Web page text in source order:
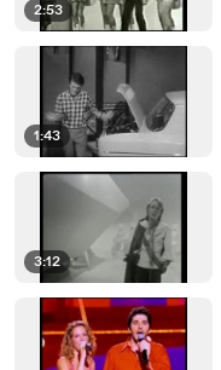
2:53
1:43
3:12